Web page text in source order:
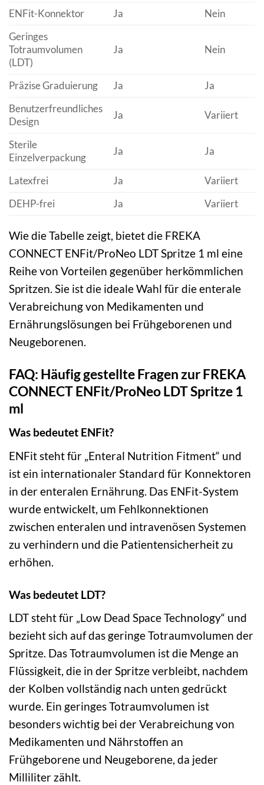
ENFit-Konnektor Ja
Nein
Geringes
Totraumvolumen
(LDT)
Ja Nein
Präzise Graduierung Ja
Ja
Benutzerfreundliches
Design
Ja Variiert
Sterile
Einzelverpackung
Ja Ja
Latexfrei Ja
Variiert
DEHP-frei
Ja Variiert
Wie die Tabelle zeigt, bietet die FREKA
CONNECT ENFit/ProNeo LDT Spritze 1 ml eine
Reihe von Vorteilen gegenüber herkömmlichen
Spritzen. Sie ist die ideale Wahl für die enterale
Verabreichung von Medikamenten und
Ernährungslösungen bei Frühgeborenen und
Neugeborenen.
FAQ: Häufig gestellte Fragen zur FREKA
CONNECT ENFit/ProNeo LDT Spritze 1
ml
Was bedeutet ENFit?
ENFit steht für „Enteral Nutrition Fitment“ und
ist ein internationaler Standard für Konnektoren
in der enteralen Ernährung. Das ENFit-System
wurde entwickelt, um Fehlkonnektionen
zwischen enteralen und intravenösen Systemen
zu verhindern und die Patientensicherheit zu
erhöhen.
Was bedeutet LDT?
LDT steht für „Low Dead Space Technology“ und
bezieht sich auf das geringe Totraumvolumen der
Spritze. Das Totraumvolumen ist die Menge an
Flüssigkeit, die in der Spritze verbleibt, nachdem
der Kolben vollständig nach unten gedrückt
wurde. Ein geringes Totraumvolumen ist
besonders wichtig bei der Verabreichung von
Medikamenten und Nährstoffen an
Frühgeborene und Neugeborene, da jeder
Milliliter zählt.